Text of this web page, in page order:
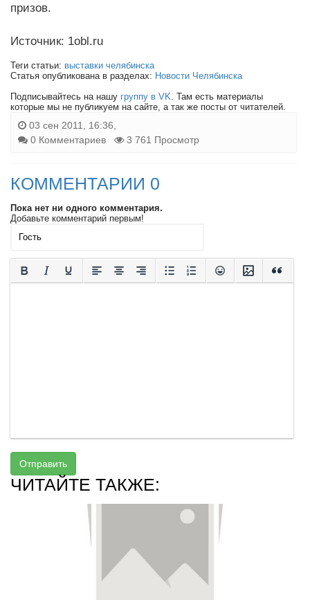
призов.
Источник: 1obl.ru
Теги статьи: выставки челябинска
Статья опубликована в разделах: Новости Челябинска
Подписывайтесь на нашу группу в VK . Там есть материалы
которые мы не публикуем на сайте, а так же посты от читателей.
03 сен 2011, 16:36,
0 Комментариев
3 761 Просмотр
КОММЕНТАРИИ 0
Пока нет ни одного комментария.
Добавьте комментарий первым!
Отправить
ЧИТАЙТЕ ТАКЖЕ: